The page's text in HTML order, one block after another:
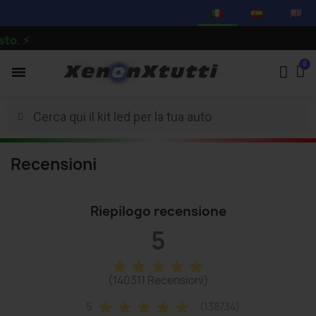
⚡
Recensioni
Riepilogo recensione
5
star star star star star
(140311 Recensioni)
star star star star star